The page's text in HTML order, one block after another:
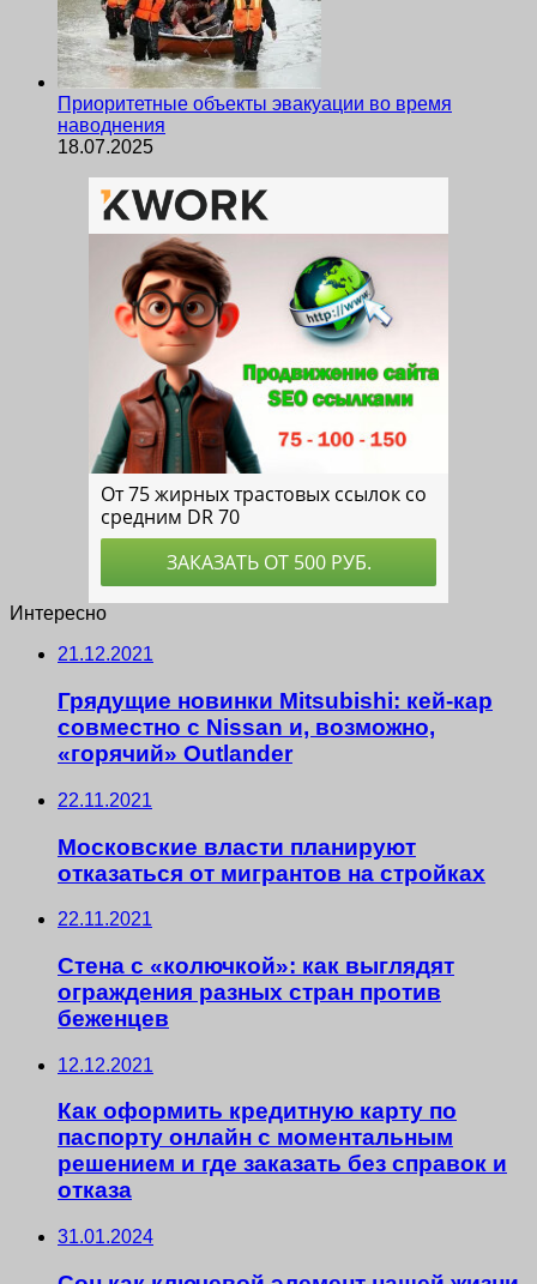
Приоритетные объекты эвакуации во время
наводнения
18.07.2025
Интересно
21.12.2021
Грядущие новинки Mitsubishi: кей-кар
совместно с Nissan и, возможно,
«горячий» Outlander
22.11.2021
Московские власти планируют
отказаться от мигрантов на стройках
22.11.2021
Стена с «колючкой»: как выглядят
ограждения разных стран против
беженцев
12.12.2021
Как оформить кредитную карту по
паспорту онлайн с моментальным
решением и где заказать без справок и
отказа
31.01.2024